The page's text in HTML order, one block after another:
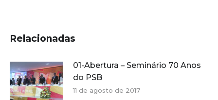
Relacionadas
01-Abertura – Seminário 70 Anos
do PSB
11 de agosto de 2017